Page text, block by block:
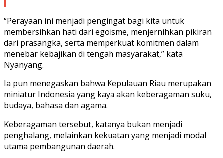
“Perayaan ini menjadi pengingat bagi kita untuk
membersihkan hati dari egoisme, menjernihkan pikiran
dari prasangka, serta memperkuat komitmen dalam
menebar kebajikan di tengah masyarakat,” kata
Nyanyang.
Ia pun menegaskan bahwa Kepulauan Riau merupakan
miniatur Indonesia yang kaya akan keberagaman suku,
budaya, bahasa dan agama.
Keberagaman tersebut, katanya bukan menjadi
penghalang, melainkan kekuatan yang menjadi modal
utama pembangunan daerah.